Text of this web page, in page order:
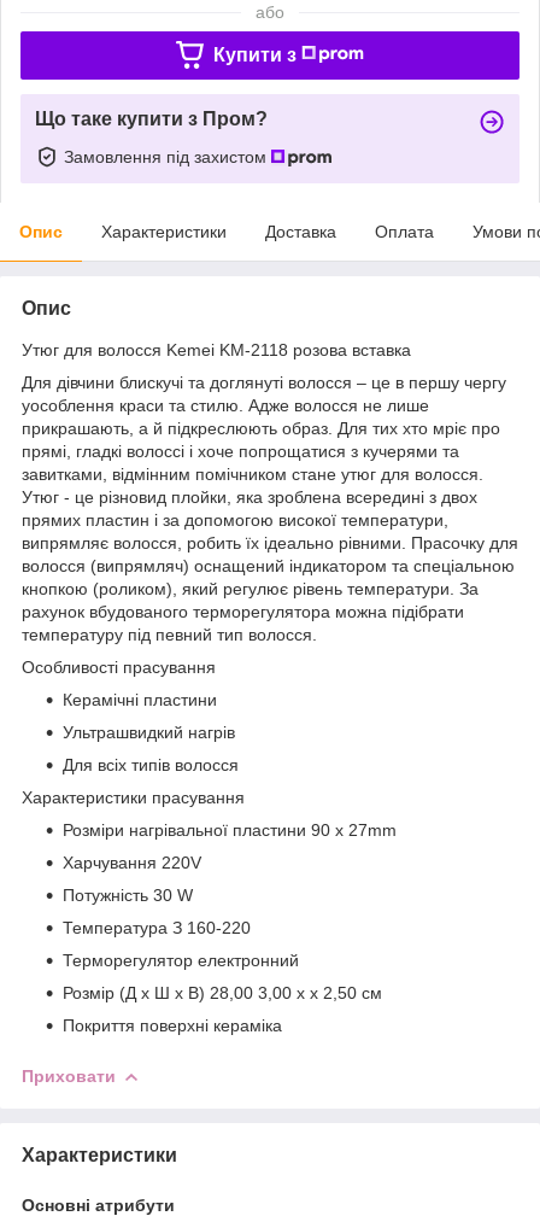
або
Купити з
Що таке купити з Пром?
Замовлення під захистом
Опис Характеристики Доставка Оплата Умови
Опис
Утюг для волосся Kemei KM-2118 розова вставка
Для дівчини блискучі та доглянуті волосся – це в першу чергу
уособлення краси та стилю. Адже волосся не лише
прикрашають, а й підкреслюють образ. Для тих хто мріє про
прямі, гладкі волоссі і хоче попрощатися з кучерями та
завитками, відмінним помічником стане утюг для волосся.
Утюг - це різновид плойки, яка зроблена всередині з двох
прямих пластин і за допомогою високої температури,
випрямляє волосся, робить їх ідеально рівними. Прасочку для
волосся (випрямляч) оснащений індикатором та спеціальною
кнопкою (роликом), який регулює рівень температури. За
рахунок вбудованого терморегулятора можна підібрати
температуру під певний тип волосся.
Особливості прасування
Керамічні пластини
Ультрашвидкий нагрів
Для всіх типів волосся
Характеристики прасування
Розміри нагрівальної пластини 90 x 27mm
Харчування 220V
Потужність 30 W
Температура З 160-220
Терморегулятор електронний
Розмір (Д х Ш х В) 28,00 3,00 x x 2,50 см
Покриття поверхні кераміка
Приховати
Характеристики
Основні атрибути